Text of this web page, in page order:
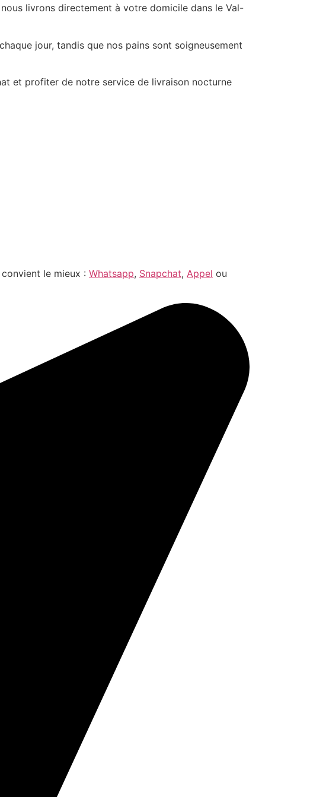
livrons directement à votre domicile dans le Val-
jour, tandis que nos pains sont soigneusement
et profiter de notre service de livraison nocturne
le mieux : Whatsapp, Snapchat, Appel ou